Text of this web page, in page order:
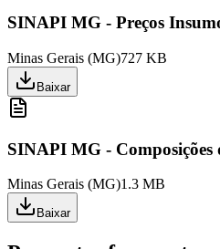
SINAPI MG - Preços
Minas Gerais (MG)727 KB
Baixar
SINAPI MG - Composições
Minas Gerais (MG)1.3 MB
Baixar